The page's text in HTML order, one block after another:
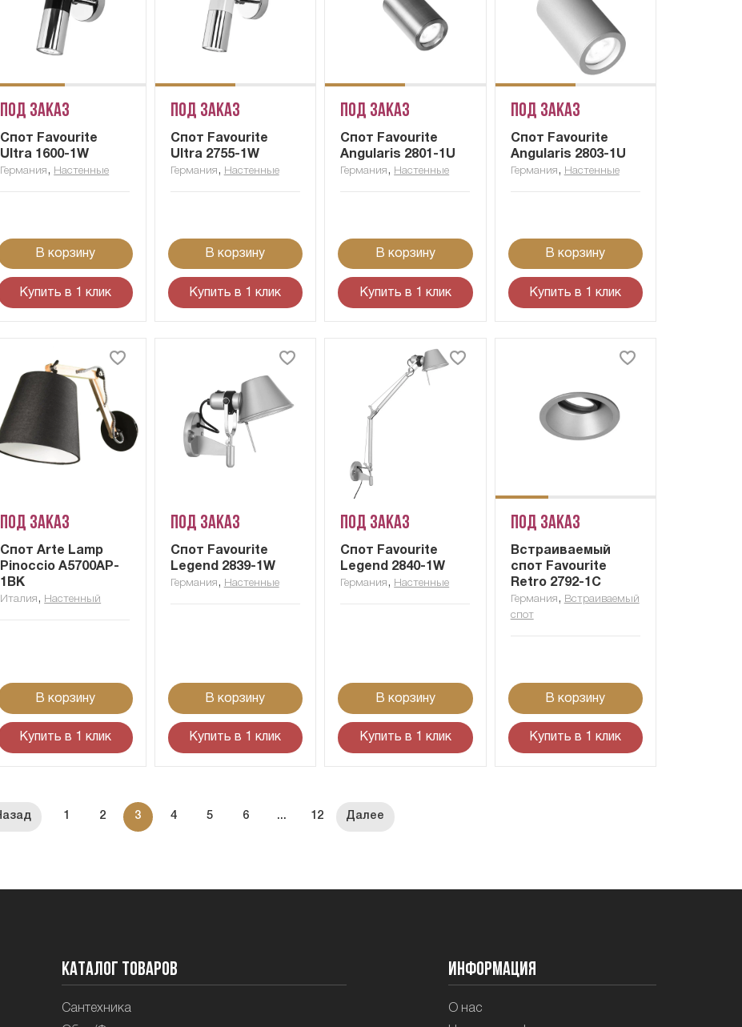
Под заказ
Спот Favourite
Ultra 1600-1W
Германия , Настенные
В корзину
Купить в 1 клик
Под заказ
Спот Favourite
Ultra 2755-1W
Германия , Настенные
В корзину
Купить в 1 клик
Под заказ
Спот Favourite
Angularis 2801-1U
Германия , Настенные
В корзину
Купить в 1 клик
Под заказ
Спот Favourite
Angularis 2803-1U
Германия , Настенные
В корзину
Купить в 1 клик
Под заказ
Cпот Arte Lamp
Pinoccio A5700AP-
1BK
Италия , Настенный
В корзину
Купить в 1 клик
Под заказ
Спот Favourite
Legend 2839-1W
Германия , Настенные
В корзину
Купить в 1 клик
Под заказ
Спот Favourite
Legend 2840-1W
Германия , Настенные
В корзину
Купить в 1 клик
Под заказ
Встраиваемый
спот Favourite
Retro 2792-1C
Германия , Встраиваемый
спот
В корзину
Купить в 1 клик
1 2 3 4 5 6 ... 12
Каталог товаров
Сантехника
Информация
О нас